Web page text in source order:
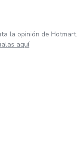
la opinión de Hotmart.
aquí